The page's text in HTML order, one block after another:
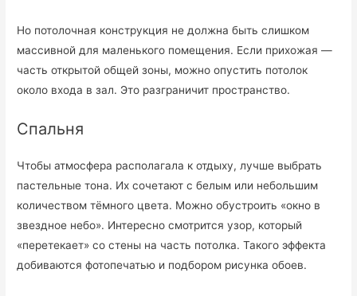
Но потолочная конструкция не должна быть слишком
массивной для маленького помещения. Если прихожая —
часть открытой общей зоны, можно опустить потолок
около входа в зал. Это разграничит пространство.
Спальня
Чтобы атмосфера располагала к отдыху, лучше выбрать
пастельные тона. Их сочетают с белым или небольшим
количеством тёмного цвета. Можно обустроить «окно в
звездное небо». Интересно смотрится узор, который
«перетекает» со стены на часть потолка. Такого эффекта
добиваются фотопечатью и подбором рисунка обоев.